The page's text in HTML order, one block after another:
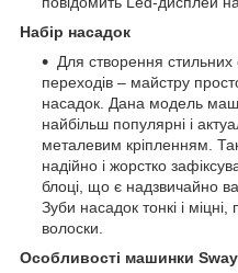
Набір насадок
Для створення стильних
переходів – майстру
насадок. Дана модель
найбільш популярні і
металевим кріпленням.
надійно і жорстко
блоці, що є надзвичайно
Зуби насадок тонкі і міцні,
волоски.
Особливості машинки